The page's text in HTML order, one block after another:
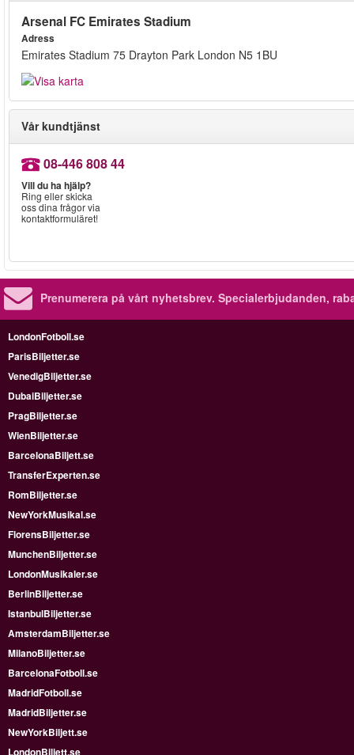
Arsenal FC Emirates Stadium
Adress
Emirates Stadium 75 Drayton Park London N5 1BU
Vår kundtjänst
08-446 808 44
Vill du ha hjälp?
Ring eller skicka
oss dina frågor via
kontaktformuläret!
Prenumerera på vårt nyhetsbrev. Specialerbjudanden,
LondonFotboll.se
ParisBiljetter.se
VenedigBiljetter.se
DubaiBiljetter.se
PragBiljetter.se
WienBiljetter.se
BarcelonaBiljett.se
TransferExperten.se
RomBiljetter.se
NewYorkMusikal.se
FlorensBiljetter.se
MunchenBiljetter.se
LondonMusikaler.se
BerlinBiljetter.se
IstanbulBiljetter.se
AmsterdamBiljetter.se
MilanoBiljetter.se
BarcelonaFotboll.se
MadridFotboll.se
MadridBiljetter.se
NewYorkBiljett.se
LondonBiljett.se